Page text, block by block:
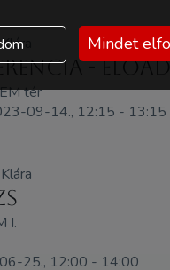
-
tér
09-14., 12:15 - 13:15
I.
25., 12:00 - 14:00
Mindet